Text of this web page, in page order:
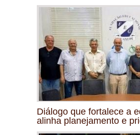
Diálogo que fortalece a
alinha planejamento e